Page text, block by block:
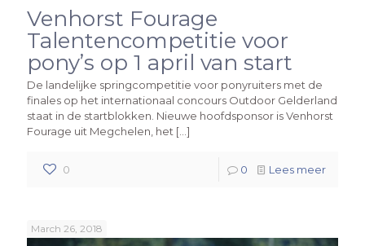
Venhorst Fourage
Talentencompetitie voor
pony’s op 1 april van start
De landelijke springcompetitie voor ponyruiters met de
finales op het internationaal concours Outdoor Gelderland
staat in de startblokken. Nieuwe hoofdsponsor is Venhorst
Fourage uit Megchelen, het […]
0 0 Lees meer
March 26, 2018